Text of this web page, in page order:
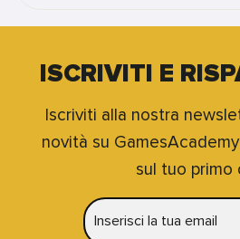
ISCRIVITI E
Iscriviti alla nostra
novità su
sul tuo primo
LA